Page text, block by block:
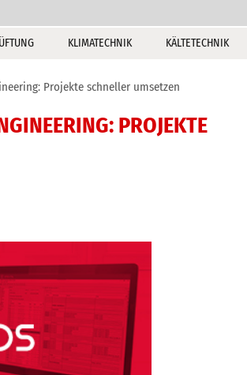
KLIMATECHNIK KÄLTETECHNIK
Projekte schneller umsetzen
PROJEKTE